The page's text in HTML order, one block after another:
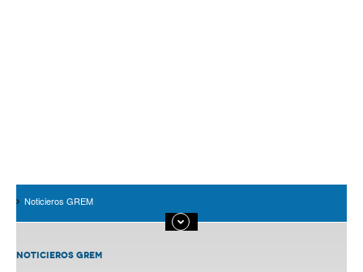
Noticieros GREM
NOTICIEROS GREM